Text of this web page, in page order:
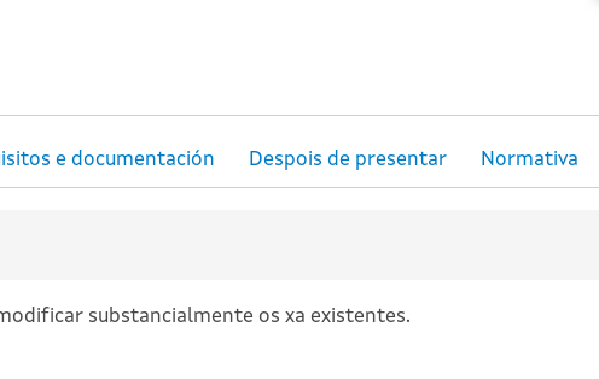
Despois de presentar
substancialmente os xa existentes.